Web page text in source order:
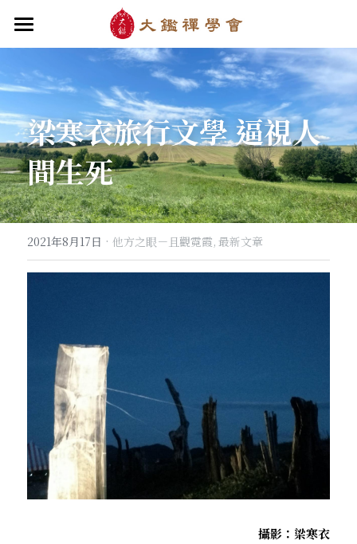
首頁
關於大鑑
成立緣起與宗旨
關於大鑑禪堂
道場內景
入會申請
大鑑導師
禪行者簡介
．梁寒衣
自畫像
．兩座山之間
．華嚴初始
．花開最末
．杏葉詩
．閱讀與人生（上）——談閱讀對自我生
命的啟發
．閱讀與人生（下）——談閱讀對自我生
命的啟發
梁寒衣著作（書目/序/評論）
他方之眼（報導/評論/學術研究）
最新消息/課程
芳嚴無涯/消息・活動
行向圓覺/課程・共修
教法/文章/思潮
華嚴智海/教觀、禪觀
宗門之眼/經藏之美
拄杖在手/論文・演講・座談・開示
拄杖在手/隨身法藏
寒雪付衣/散文・詩歌・偈贊
薔薇與棘原/現代小說・寓言小說・佛化小說
影之聲/電影內外觀
道在一切/影音
光光交會/導介・轉載
線上聆聽
【道德經】
行道瓔珞
千眼書屋/書籍．作品
搜索
聯絡我們
梁寒衣旅行文學 逼視人
間生死
2021年8月17日 · 他方之眼－且觀霓霞, 最新文章
攝影：梁寒衣